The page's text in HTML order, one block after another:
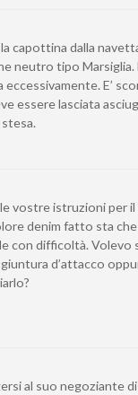
capottina dalla
neutro tipo Marsiglia.
E’
essere lasciata
vostre istruzioni per il
denim fatto sta che
con difficoltà. Volevo
d’attacco
al suo negoziante